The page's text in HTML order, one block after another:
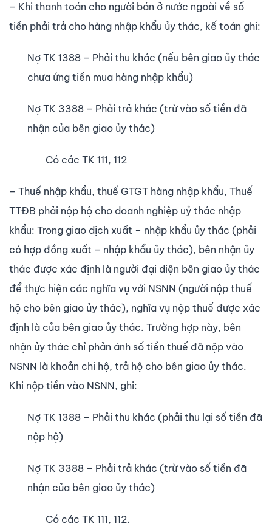
– Khi thanh toán cho người bán ở nước ngoài về số
tiền phải trả cho hàng nhập khẩu ủy thác, kế toán ghi:
Nợ TK 1388 – Phải thu khác (nếu bên giao ủy thác
chưa ứng tiền mua hàng nhập khẩu)
Nợ TK 3388 – Phải trả khác (trừ vào số tiền đã
nhận của bên giao ủy thác)
Có các TK 111, 112
– Thuế nhập khẩu, thuế GTGT hàng nhập khẩu, Thuế
TTĐB phải nộp hộ cho doanh nghiệp uỷ thác nhập
khẩu: Trong giao dịch xuất – nhập khẩu ủy thác (phải
có hợp đồng xuất – nhập khẩu ủy thác), bên nhận ủy
thác được xác định là người đại diện bên giao ủy thác
để thực hiện các nghĩa vụ với NSNN (người nộp thuế
hộ cho bên giao ủy thác), nghĩa vụ nộp thuế được xác
định là của bên giao ủy thác. Trường hợp này, bên
nhận ủy thác chỉ phản ánh số tiền thuế đã nộp vào
NSNN là khoản chi hộ, trả hộ cho bên giao ủy thác.
Khi nộp tiền vào NSNN, ghi:
Nợ TK 1388 – Phải thu khác (phải thu lại số tiền đã
nộp hộ)
Nợ TK 3388 – Phải trả khác (trừ vào số tiền đã
nhận của bên giao ủy thác)
Có các TK 111, 112.